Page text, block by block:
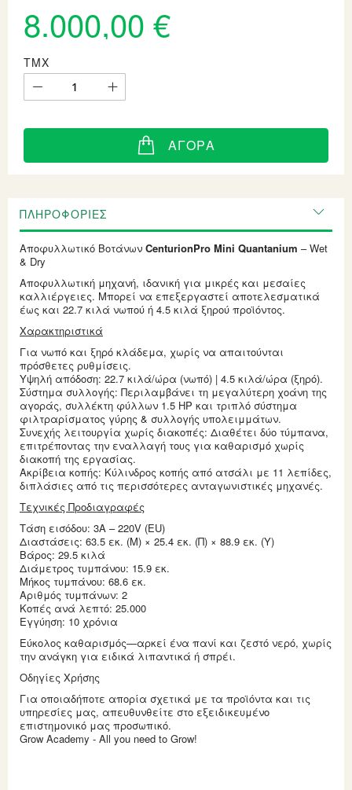
8.000,00 €
ΤΜΧ
ΑΓΟΡΆ
ΠΛΗΡΟΦΟΡΊΕΣ
Αποφυλλωτικό Βοτάνων CenturionPro Mini Quantanium – Wet
& Dry
Αποφυλλωτική μηχανή, ιδανική για μικρές και μεσαίες
καλλιέργειες. Μπορεί να επεξεργαστεί αποτελεσματικά
έως και 22.7 κιλά νωπού ή 4.5 κιλά ξηρού προϊόντος.
Χαρακτηριστικά
Για νωπό και ξηρό κλάδεμα, χωρίς να απαιτούνται
πρόσθετες ρυθμίσεις.
Υψηλή απόδοση: 22.7 κιλά/ώρα (νωπό) | 4.5 κιλά/ώρα (ξηρό).
Σύστημα συλλογής: Περιλαμβάνει τη μεγαλύτερη χοάνη της
αγοράς, συλλέκτη φύλλων 1.5 HP και τριπλό σύστημα
φιλτραρίσματος γύρης & συλλογής υπολειμμάτων.
Συνεχής λειτουργία χωρίς διακοπές: Διαθέτει δύο τύμπανα,
επιτρέποντας την εναλλαγή τους για καθαρισμό χωρίς
διακοπή της εργασίας.
Ακρίβεια κοπής: Κύλινδρος κοπής από ατσάλι με 11 λεπίδες,
διπλάσιες από τις περισσότερες ανταγωνιστικές μηχανές.
Τεχνικές Προδιαγραφές
Τάση εισόδου: 3A – 220V (EU)
Διαστάσεις: 63.5 εκ. (Μ) × 25.4 εκ. (Π) × 88.9 εκ. (Υ)
Βάρος: 29.5 κιλά
Διάμετρος τυμπάνου: 15.9 εκ.
Μήκος τυμπάνου: 68.6 εκ.
Αριθμός τυμπάνων: 2
Κοπές ανά λεπτό: 25.000
Εγγύηση: 10 χρόνια
Εύκολος καθαρισμός—αρκεί ένα πανί και ζεστό νερό, χωρίς
την ανάγκη για ειδικά λιπαντικά ή σπρέι.
Οδηγίες Χρήσης
Για οποιαδήποτε απορία σχετικά με τα προϊόντα και τις
υπηρεσίες μας, απευθυνθείτε στο εξειδικευμένο
επιστημονικό μας προσωπικό.
Grow Academy - All you need to Grow!